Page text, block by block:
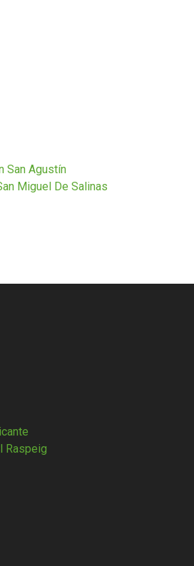
San Agustín
Miguel De Salinas
Raspeig